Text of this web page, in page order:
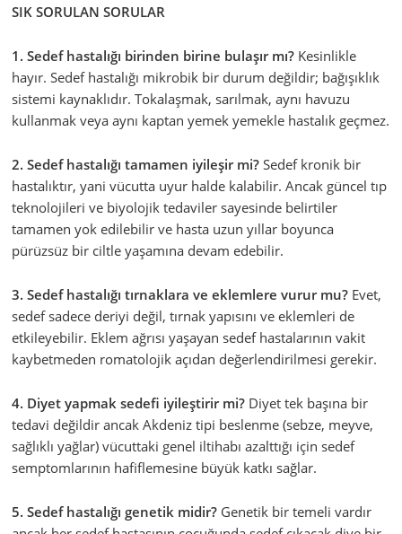
SIK SORULAN SORULAR
1. Sedef hastalığı birinden birine bulaşır mı? Kesinlikle
hayır. Sedef hastalığı mikrobik bir durum değildir; bağışıklık
sistemi kaynaklıdır. Tokalaşmak, sarılmak, aynı havuzu
kullanmak veya aynı kaptan yemek yemekle hastalık geçmez.
2. Sedef hastalığı tamamen iyileşir mi? Sedef kronik bir
hastalıktır, yani vücutta uyur halde kalabilir. Ancak güncel tıp
teknolojileri ve biyolojik tedaviler sayesinde belirtiler
tamamen yok edilebilir ve hasta uzun yıllar boyunca
pürüzsüz bir ciltle yaşamına devam edebilir.
3. Sedef hastalığı tırnaklara ve eklemlere vurur mu? Evet,
sedef sadece deriyi değil, tırnak yapısını ve eklemleri de
etkileyebilir. Eklem ağrısı yaşayan sedef hastalarının vakit
kaybetmeden romatolojik açıdan değerlendirilmesi gerekir.
4. Diyet yapmak sedefi iyileştirir mi? Diyet tek başına bir
tedavi değildir ancak Akdeniz tipi beslenme (sebze, meyve,
sağlıklı yağlar) vücuttaki genel iltihabı azalttığı için sedef
semptomlarının hafiflemesine büyük katkı sağlar.
5. Sedef hastalığı genetik midir? Genetik bir temeli vardır